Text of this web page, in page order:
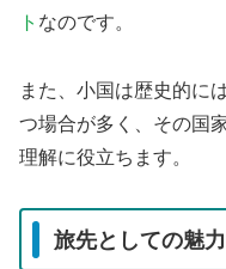
ト なのです。
また、小国は歴史的に
つ場合が多く、その国
理解に役立ちます。
旅先としての魅力